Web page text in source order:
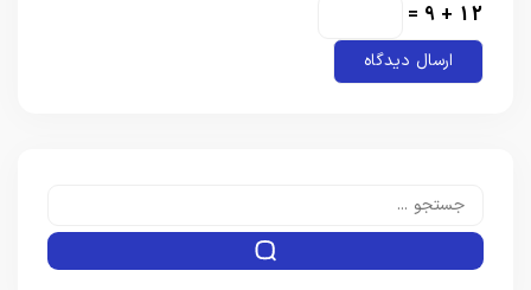
12 + 9 =